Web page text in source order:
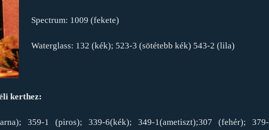
Spectrum: 1009 (fekete)
Waterglass: 132 (kék); 523-3 (sötétebb kék) 543-2 (lila)
kerthez:
359-1 (piros); 339-6(kék); 349-1(ametiszt);307 (fehér); 379-